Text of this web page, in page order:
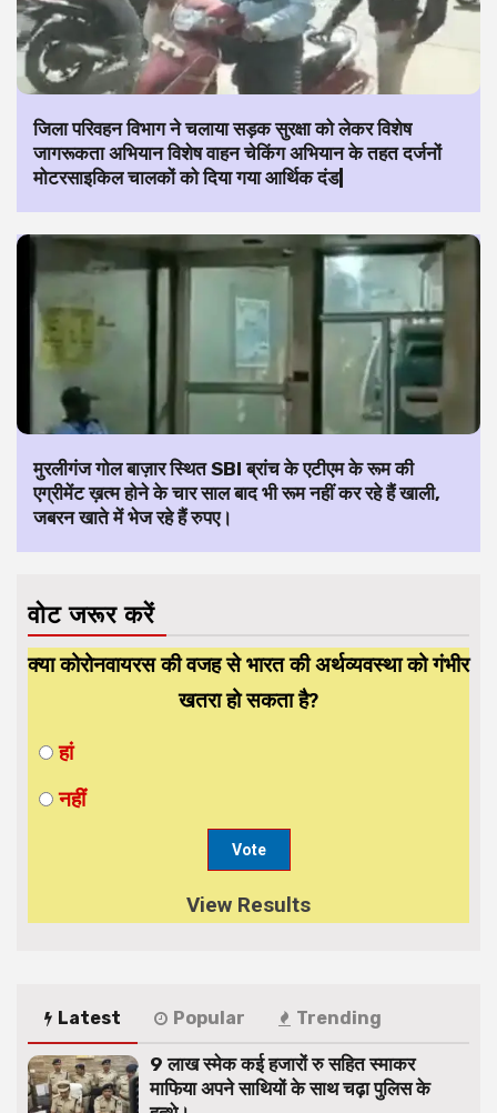
जिला परिवहन विभाग ने चलाया सड़क सुरक्षा को लेकर विशेष
जागरूकता अभियान विशेष वाहन चेकिंग अभियान के तहत दर्जनों
मोटरसाइकिल चालकों को दिया गया आर्थिक दंड|
मुरलीगंज गोल बाज़ार स्थित SBI ब्रांच के एटीएम के रूम की
एग्रीमेंट ख़त्म होने के चार साल बाद भी रूम नहीं कर रहे हैं खाली,
जबरन खाते में भेज रहे हैं रुपए।
वोट जरूर करें
क्या कोरोनवायरस की वजह से भारत की अर्थव्यवस्था को गंभीर
खतरा हो सकता है?
हां
नहीं
View Results
Latest Popular Trending
9 लाख स्मेक कई हजारों रु सहित स्माकर
माफिया अपने साथियों के साथ चढ़ा पुलिस के